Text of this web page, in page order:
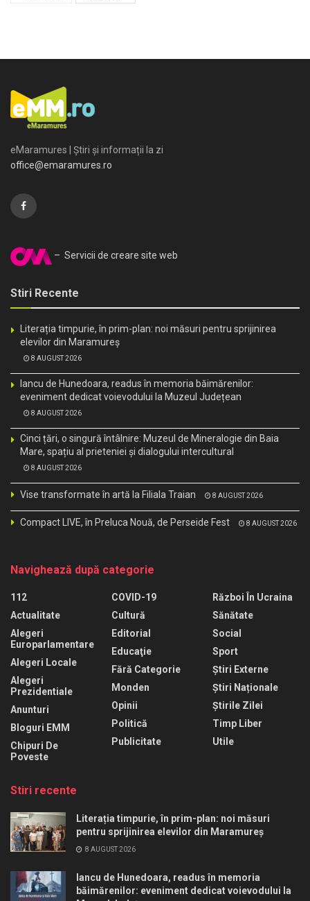
eMaramures | Știri și informații la zi
office@emaramures.ro
– Servicii de creare site web
Stiri Recente
Literația timpurie, în prim-plan: noi măsuri pentru sprijinirea
elevilor din Maramureș
8 AUGUST 2026
Iancu de Hunedoara, readus în memoria băimărenilor:
eveniment dedicat voievodului la Muzeul Județean
8 AUGUST 2026
Cinci țări, o singură întâlnire: Muzeul de Mineralogie din Baia
Mare, spațiu al prieteniei și dialogului intercultural
8 AUGUST 2026
Vise transformate în artă la Filiala Traian 8 AUGUST 2026
Compact LIVE, în Preluca Nouă, de Perseide Fest 8 AUGUST 2026
Navighează după categorie
112
Actualitate
Alegeri
Europarlamentare
Alegeri Locale
Alegeri
Prezidentiale
Anunturi
Bloguri EMM
Chipuri De
Poveste
COVID-19
Cultură
Editorial
Educaţie
Fără Categorie
Monden
Opinii
Politică
Publicitate
Război În Ucraina
Sănătate
Social
Sport
Știri Externe
Știri Naționale
Știrile Zilei
Timp Liber
Utile
Stiri recente
Literația timpurie, în prim-plan: noi măsuri
pentru sprijinirea elevilor din Maramureș
8 AUGUST 2026
Iancu de Hunedoara, readus în memoria
băimărenilor: eveniment dedicat voievodului la